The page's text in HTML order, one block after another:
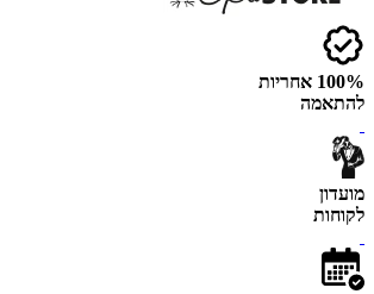
100% אחריות
להתאמה
מועדון
לקוחות